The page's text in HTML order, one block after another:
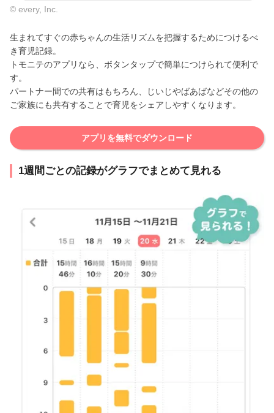
© every, Inc.
生まれてすぐの赤ちゃんの生活リズムを把握するためにつけるべ
き育児記録。
トモニテのアプリなら、ボタンタップで簡単につけられて便利で
す。
パートナー間での共有はもちろん、じいじやばあばなどその他の
ご家族にも共有することで育児をシェアしやすくなります。
アプリを無料でダウンロード
1週間ごとの記録がグラフでまとめて見れる